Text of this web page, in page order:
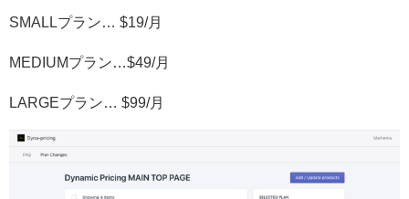
SMALLプラン… $19/月
MEDIUMプラン…$49/月
LARGEプラン… $99/月